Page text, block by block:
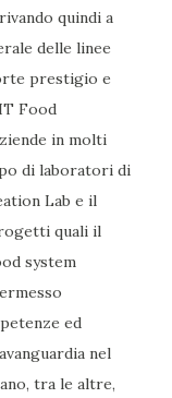
quindi a
delle linee
prestigio e
Food
in molti
di laboratori di
Lab e il
quali il
system
ed
nel
tra le altre,